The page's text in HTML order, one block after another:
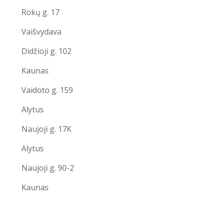
Rokų g. 17
Vaišvydava
Didžioji g. 102
Kaunas
Vaidoto g. 159
Alytus
Naujoji g. 17K
Alytus
Naujoji g. 90-2
Kaunas